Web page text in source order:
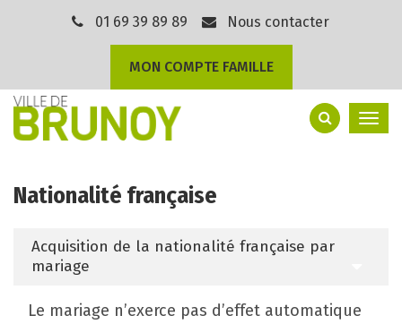
01 69 39 89 89 Nous contacter
MON COMPTE FAMILLE
Nationalité française
Acquisition de la nationalité française par
mariage
Le mariage n’exerce pas d’effet automatique